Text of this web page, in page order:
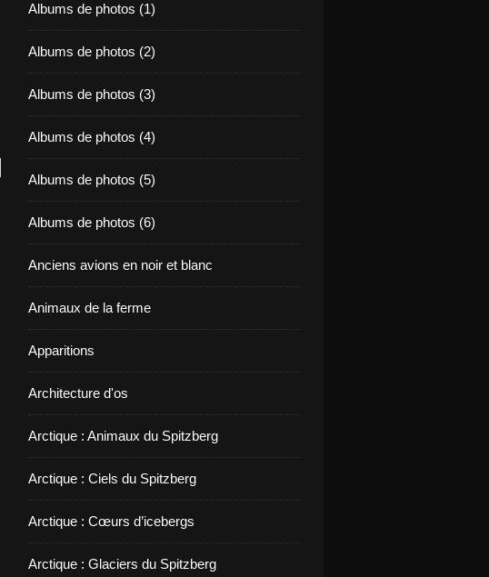
Albums de photos (1)
Albums de photos (2)
Albums de photos (3)
Albums de photos (4)
Albums de photos (5)
Albums de photos (6)
Anciens avions en noir et blanc
Animaux de la ferme
Apparitions
Architecture d'os
Arctique : Animaux du Spitzberg
Arctique : Ciels du Spitzberg
Arctique : Cœurs d’icebergs
Arctique : Glaciers du Spitzberg